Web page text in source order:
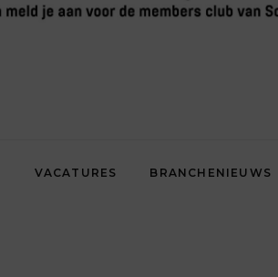
VACATURES BRANCHENIEUWS